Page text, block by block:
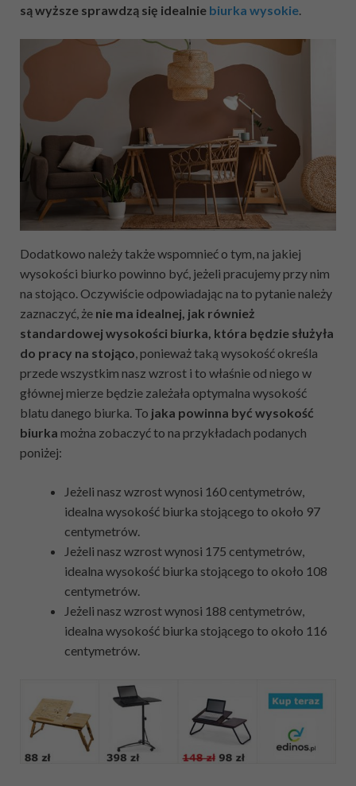
są wyższe sprawdzą się idealnie biurka wysokie
Dodatkowo należy także wspomnieć o tym, na jakiej
wysokości biurko powinno być, jeżeli pracujemy przy nim
na stojąco. Oczywiście odpowiadając na to pytanie należy
zaznaczyć, że nie ma idealnej, jak również
standardowej wysokości biurka, która będzie służyła
do pracy na stojąco, ponieważ taką wysokość określa
przede wszystkim nasz wzrost i to właśnie od niego w
głównej mierze będzie zależała optymalna wysokość
blatu danego biurka. To jaka powinna być wysokość
biurka można zobaczyć to na przykładach podanych
poniżej:
Jeżeli nasz wzrost wynosi 160 centymetrów,
idealna wysokość biurka stojącego to około 97
centymetrów.
Jeżeli nasz wzrost wynosi 175 centymetrów,
idealna wysokość biurka stojącego to około 108
centymetrów.
Jeżeli nasz wzrost wynosi 188 centymetrów,
idealna wysokość biurka stojącego to około 116
centymetrów.